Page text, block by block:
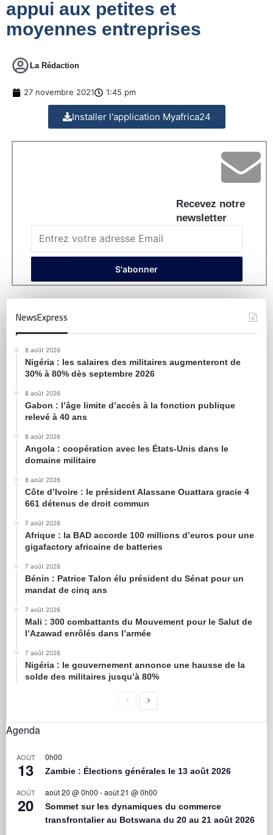
appui aux petites et
moyennes entreprises
La Rédaction
27 novembre 2021 1:45 pm
Installer l'application Myafrica24
Recevez notre
newsletter
NewsExpress
8 août 2026
Nigéria : les salaires des militaires augmenteront de
30% à 80% dès septembre 2026
8 août 2026
Gabon : l’âge limite d’accès à la fonction publique
relevé à 40 ans
8 août 2026
Angola : coopération avec les États-Unis dans le
domaine militaire
8 août 2026
Côte d’Ivoire : le président Alassane Ouattara gracie 4
661 détenus de droit commun
7 août 2026
Afrique : la BAD accorde 100 millions d’euros pour une
gigafactory africaine de batteries
7 août 2026
Bénin : Patrice Talon élu président du Sénat pour un
mandat de cinq ans
7 août 2026
Mali : 300 combattants du Mouvement pour le Salut de
l’Azawad enrôlés dans l’armée
7 août 2026
Nigéria : le gouvernement annonce une hausse de la
solde des militaires jusqu’à 80%
Agenda
AOÛT
13
0h00
Zambie : Élections générales le 13 août 2026
AOÛT
20
août 20 @ 0h00 -août 21 @ 0h00
Sommet sur les dynamiques du commerce
transfrontalier au Botswana du 20 au 21 août 2026